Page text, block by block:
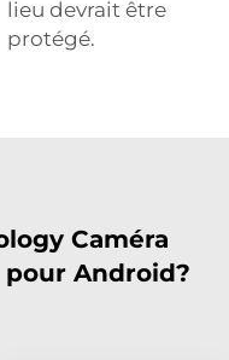
lieu devrait être
protégé.
Caméra
Android?